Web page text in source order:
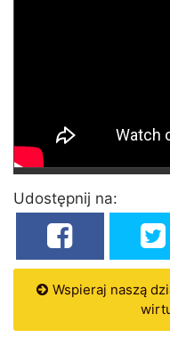
Udostępnij na:
Wspieraj naszą